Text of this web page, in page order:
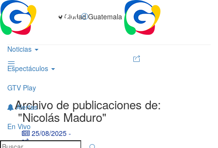
Noticias
Espectáculos
GTV Play
Alertas
En Vivo
Ciudad Guatemala
Archivo de publicaciones de:
"Nicolás Maduro"
25/08/2025 -